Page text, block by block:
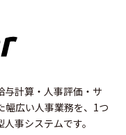
与計算・人事評価・サ
幅広い人事業務を、1つ
事システムです。